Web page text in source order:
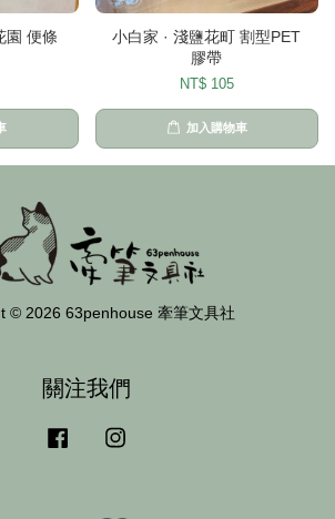
園 便條
小白家 · 淺鹽花町 割型PET
膠帶
NT$ 105
加入購物車
© 2026 63penhouse 牽筆文具社
關注我們
Facebook